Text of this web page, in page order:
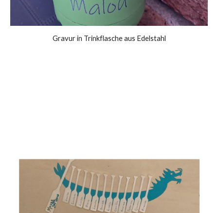
Gravur in Trinkflasche aus Edelstahl